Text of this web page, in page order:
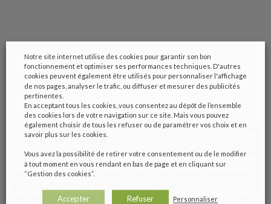
En 1971 eo bet krouet Gouel Etrekeltiek An Oriant, da-heul
« revival » sevenadur Breizh. Ouzh distro binviji ar sonerezh
hengounel eo liammet ganedigezh ar festival, ha merket eo
ivez gant berzh ur c’haner mil brudet, Alan Stivell. 50 bloaz
war-lerc’h eo deuet a-benn ar festival d’en em vicherelaat ha
dud bep bloaz, hag e-touez ar brasañ festivalioù eo e Breizh.
Notre site internet utilise des cookies pour garantir son bon
fonctionnement et optimiser ses performances techniques. D'autres
cookies peuvent également être utilisés pour personnaliser l'affichage
de nos pages, analyser le trafic, ou diffuser et mesurer des publicités
pertinentes.
En acceptant tous les cookies, vous consentez au dépôt de l’ensemble
des cookies lors de votre navigation sur ce site. Mais vous pouvez
également choisir de tous les refuser ou de paramétrer vos choix et en
savoir plus sur les cookies.
Vous avez la possibilité de retirer votre consentement ou de le modifier
à tout moment en vous rendant en bas de page et en cliquant sur
“Gestion des cookies”.
Accepter Refuser Personnaliser